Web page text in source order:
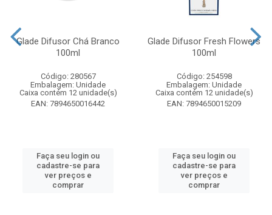
Glade Difusor Chá Branco
100ml
Código: 280567
Embalagem: Unidade
Caixa contém 12 unidade(s)
EAN: 7894650016442
Faça seu login ou
cadastre-se para
ver preços e
comprar
Glade Difusor Fresh Flowers
100ml
Código: 254598
Embalagem: Unidade
Caixa contém 12 unidade(s)
EAN: 7894650015209
Faça seu login ou
cadastre-se para
ver preços e
comprar